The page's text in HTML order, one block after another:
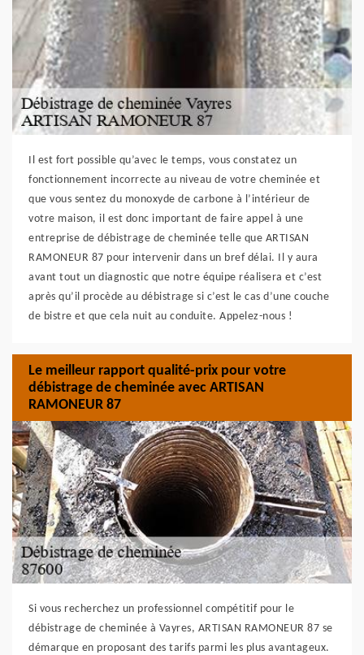
Il est fort possible qu’avec le temps, vous constatez un
fonctionnement incorrecte au niveau de votre cheminée et
que vous sentez du monoxyde de carbone à l’intérieur de
votre maison, il est donc important de faire appel à une
entreprise de débistrage de cheminée telle que ARTISAN
RAMONEUR 87 pour intervenir dans un bref délai. Il y aura
avant tout un diagnostic que notre équipe réalisera et c’est
après qu’il procède au débistrage si c’est le cas d’une couche
de bistre et que cela nuit au conduite. Appelez-nous !
Le meilleur rapport qualité-prix pour votre
débistrage de cheminée avec ARTISAN
RAMONEUR 87
Si vous recherchez un professionnel compétitif pour le
débistrage de cheminée à Vayres, ARTISAN RAMONEUR 87 se
démarque en proposant des tarifs parmi les plus avantageux.